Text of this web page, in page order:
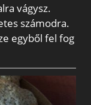
vágysz.
számodra.
egyből fel fog